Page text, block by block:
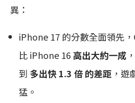
異：
iPhone 17 的分數全面領先
比 iPhone 16 高出大約一成
到 多出快 1.3 倍 的差距 ，遊
猛。